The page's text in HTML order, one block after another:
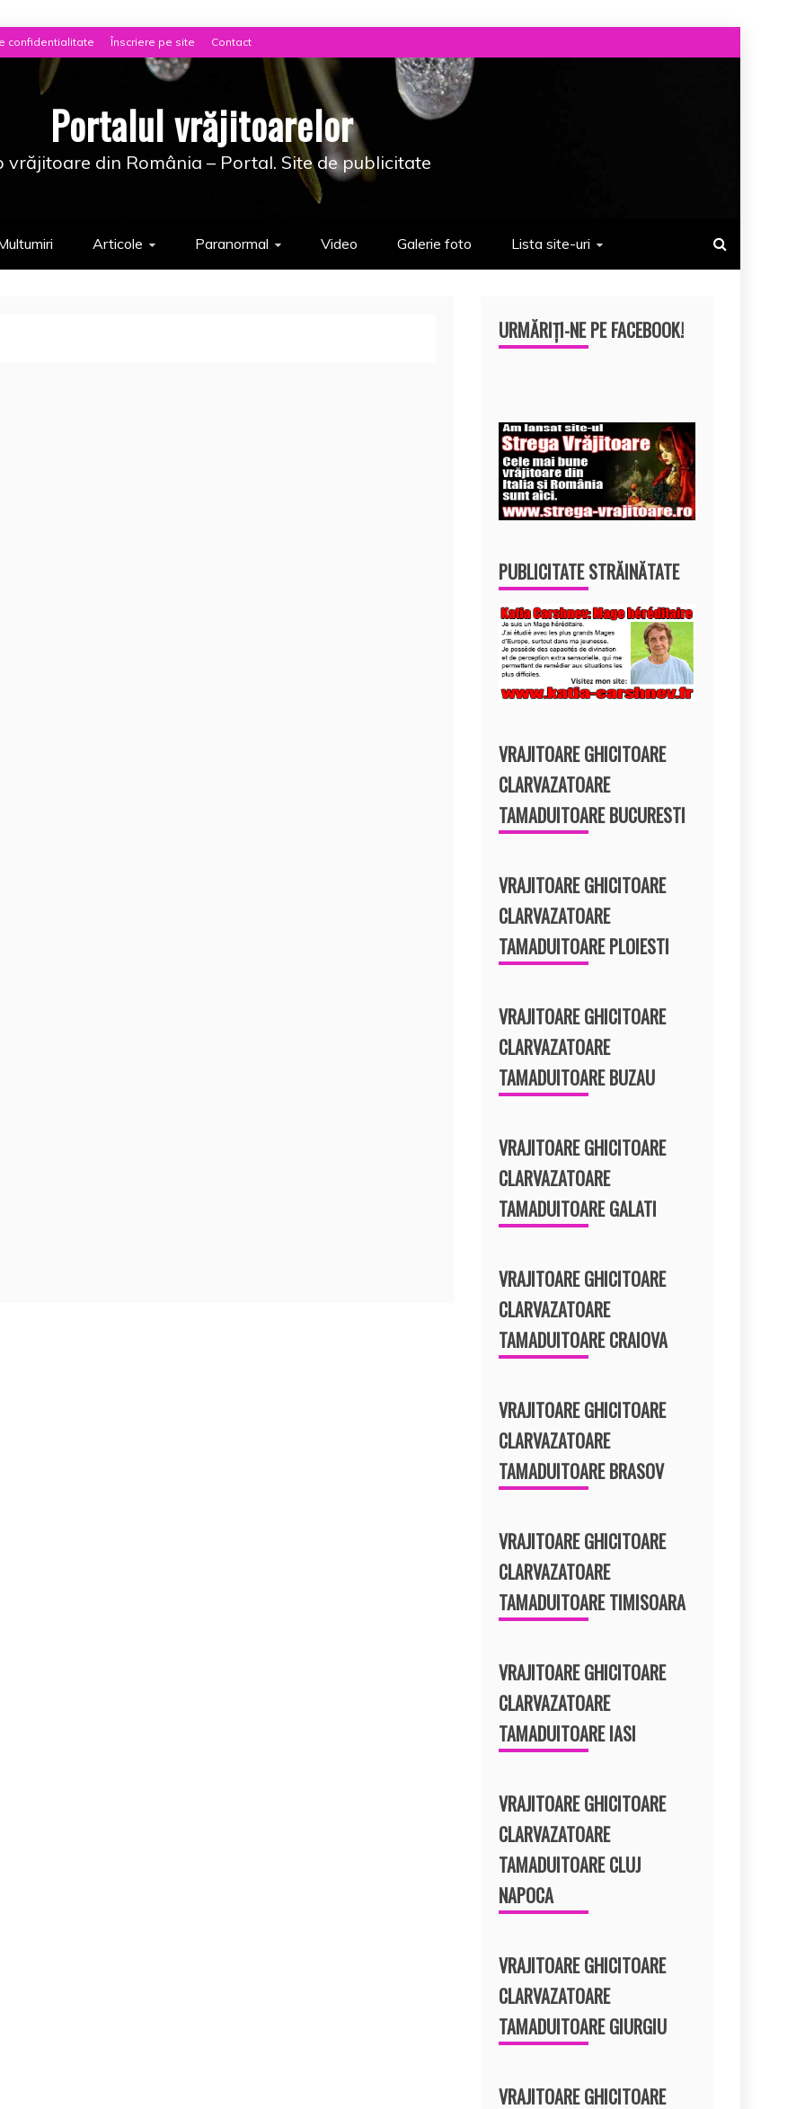
confidentialitate Înscriere pe site Contact
Portalul vrăjitoarelor
vrăjitoare din România – Portal. Site de publicitate
Articole Paranormal Video Galerie foto Lista site-uri
URMĂRIȚI-NE PE FACEBOOK!
PUBLICITATE STRĂINĂTATE
VRAJITOARE GHICITOARE
CLARVAZATOARE
TAMADUITOARE BUCURESTI
VRAJITOARE GHICITOARE
CLARVAZATOARE
TAMADUITOARE PLOIESTI
VRAJITOARE GHICITOARE
CLARVAZATOARE
TAMADUITOARE BUZAU
VRAJITOARE GHICITOARE
CLARVAZATOARE
TAMADUITOARE GALATI
VRAJITOARE GHICITOARE
CLARVAZATOARE
TAMADUITOARE CRAIOVA
VRAJITOARE GHICITOARE
CLARVAZATOARE
TAMADUITOARE BRASOV
VRAJITOARE GHICITOARE
CLARVAZATOARE
TAMADUITOARE TIMISOARA
VRAJITOARE GHICITOARE
CLARVAZATOARE
TAMADUITOARE IASI
VRAJITOARE GHICITOARE
CLARVAZATOARE
TAMADUITOARE CLUJ
NAPOCA
VRAJITOARE GHICITOARE
CLARVAZATOARE
TAMADUITOARE GIURGIU
VRAJITOARE GHICITOARE